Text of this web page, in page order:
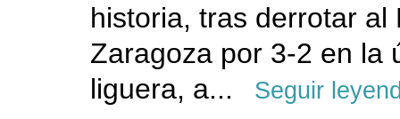
historia, tras derrotar al
Zaragoza por 3-2 en la
liguera, a...
Seguir